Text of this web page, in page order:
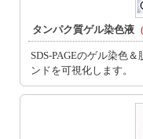
タンパク質ゲル染色液
SDS-PAGEのゲル染色
ンドを可視化します。